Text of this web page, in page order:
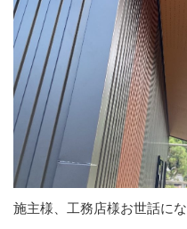
施主様、工務店様お世話に